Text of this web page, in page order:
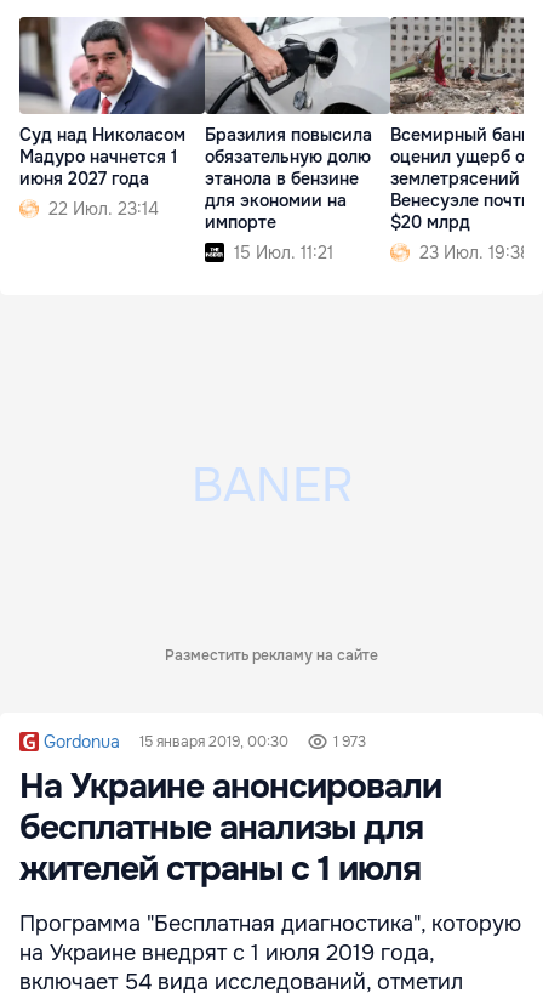
Суд над Николасом
Мадуро начнется 1
июня 2027 года
22 Июл. 23:14
Бразилия повысила
обязательную долю
этанола в бензине
для экономии на
импорте
15 Июл. 11:21
Всемирный банк
оценил ущерб от
землетрясений в
Венесуэле почти
$20 млрд
23 Июл. 19:38
Разместить рекламу на сайте
Gordonua 15 января 2019, 00:30 1 973
На Украине анонсировали
бесплатные анализы для
жителей страны с 1 июля
Программа "Бесплатная диагностика", которую
на Украине внедрят с 1 июля 2019 года,
включает 54 вида исследований, отметил